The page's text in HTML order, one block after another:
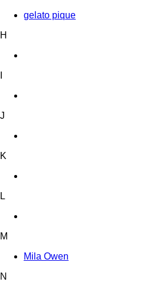
gelato pique
H
J
K
L
M
Mila Owen
N